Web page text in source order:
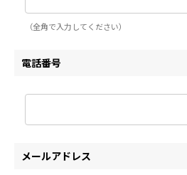
（全角で入力してください）
電話番号
メールアドレス